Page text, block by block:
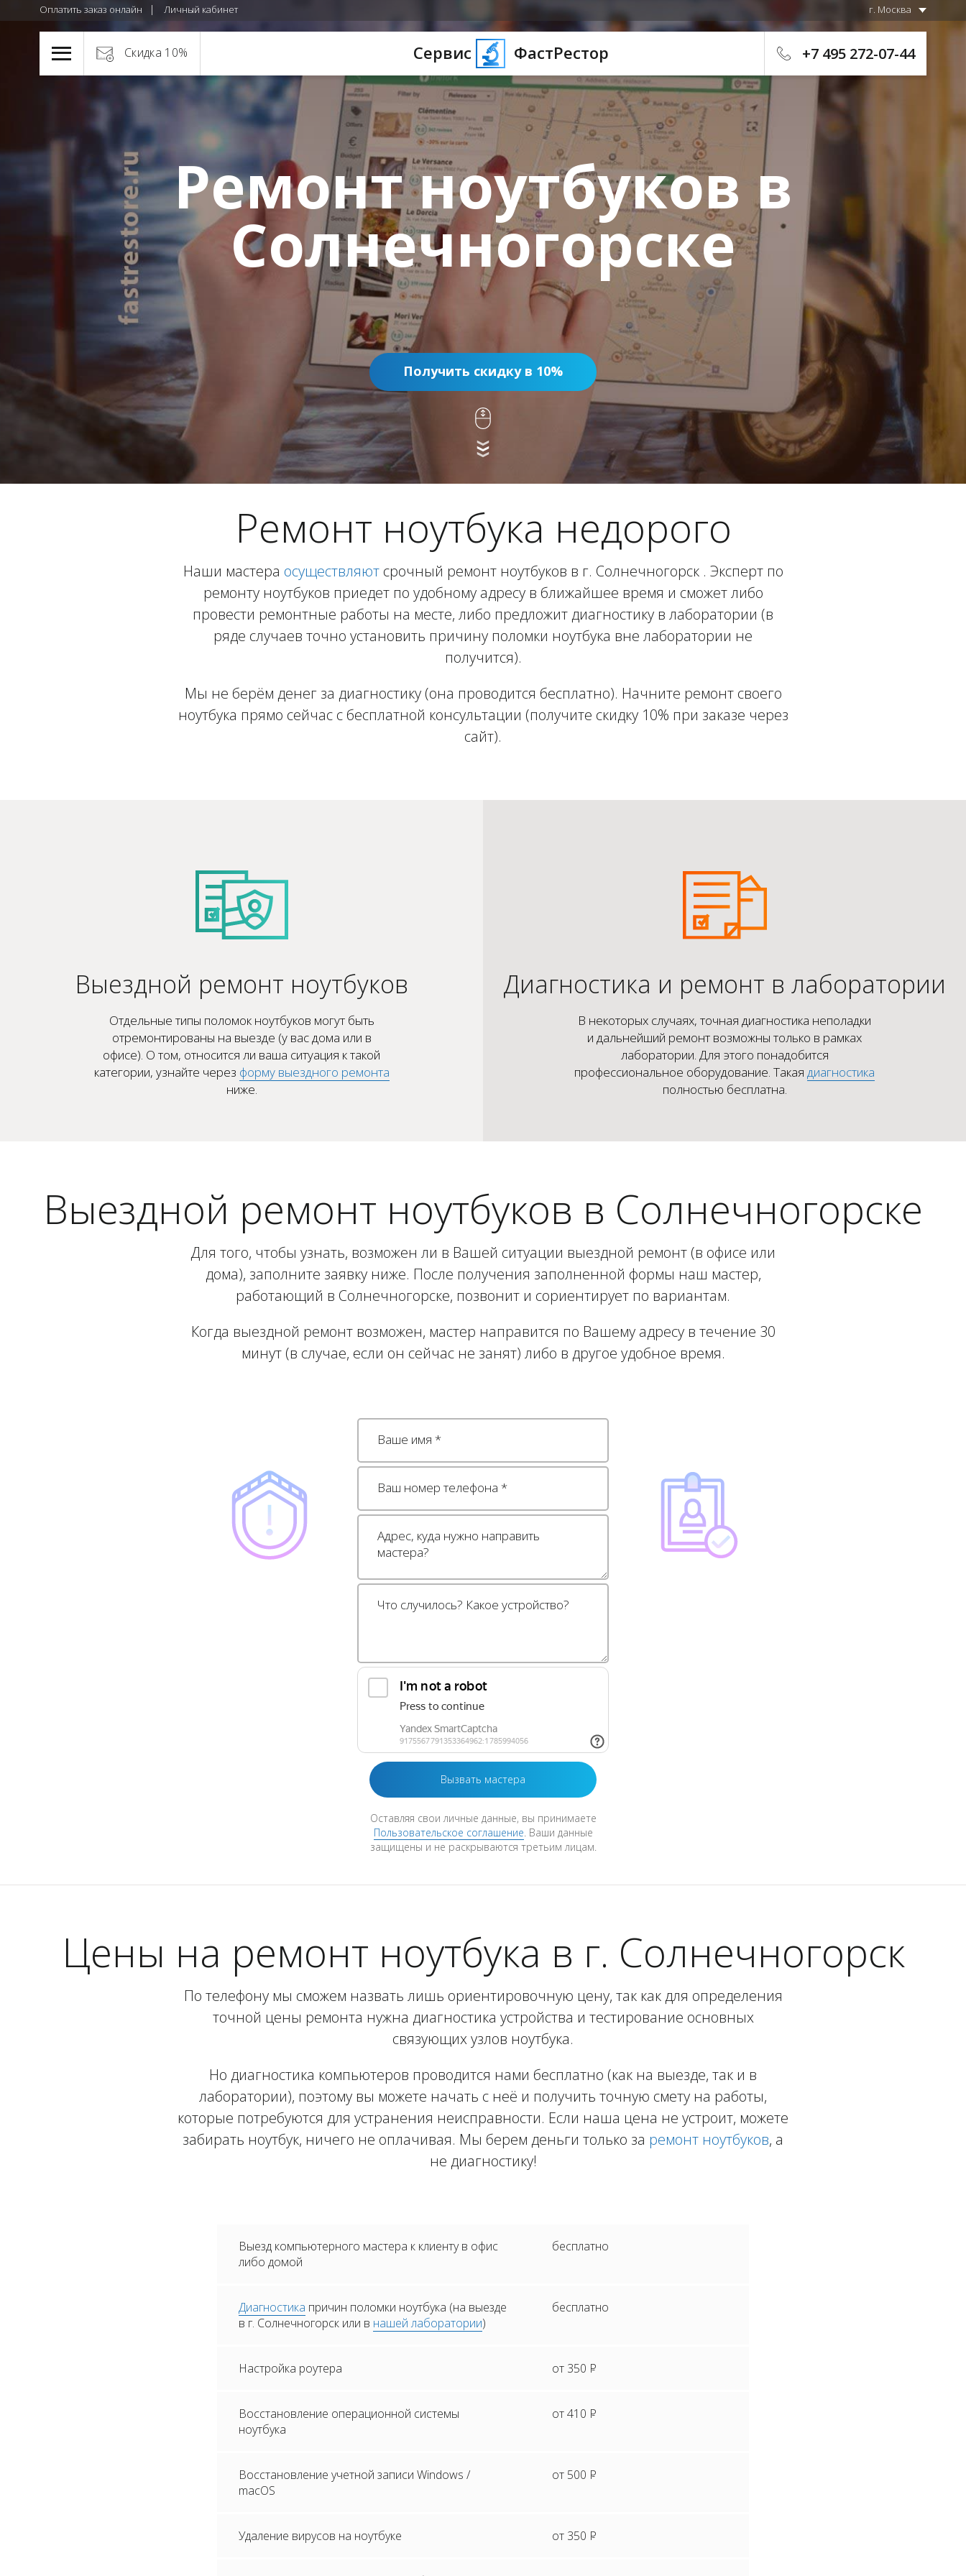
Оплатить заказ онлайн Личный кабинет г. Москва
Сервис ФастРестор
Скидка 10% +7 495 272-07-44
Ремонт ноутбуков в
Солнечногорске
Получить скидку в 10%
Ремонт ноутбука недорого
Наши мастера осуществляютсрочный ремонт ноутбуков в г. Солнечногорск . Эксперт по
ремонту ноутбуков приедет по удобному адресу в ближайшее время и сможет либо
провести ремонтные работы на месте, либо предложит диагностику в лаборатории (в
ряде случаев точно установить причину поломки ноутбука вне лаборатории не
получится).
Мы не берём денег за диагностику (она проводится бесплатно). Начните ремонт своего
ноутбука прямо сейчас с бесплатной консультации (получите скидку 10% при заказе через
сайт).
Выездной ремонт ноутбуков
Отдельные типы поломок ноутбуков могут быть
отремонтированы на выезде (у вас дома или в
офисе). О том, относится ли ваша ситуация к такой
категории, узнайте через форму выездного ремонта
ниже.
Диагностика и ремонт в лаборатории
В некоторых случаях, точная диагностика неполадки
и дальнейший ремонт возможны только в рамках
лаборатории. Для этого понадобится
профессиональное оборудование. Такая диагностика
полностью бесплатна.
Выездной ремонт ноутбуков в Солнечногорске
Для того, чтобы узнать, возможен ли в Вашей ситуации выездной ремонт (в офисе или
дома), заполните заявку ниже. После получения заполненной формы наш мастер,
работающий в Солнечногорске, позвонит и сориентирует по вариантам.
Когда выездной ремонт возможен, мастер направится по Вашему адресу в течение 30
минут (в случае, если он сейчас не занят) либо в другое удобное время.
Оставляя свои личные данные, вы принимаете
Пользовательское соглашение. Ваши данные
защищены и не раскрываются третьим лицам.
Цены на ремонт ноутбука в г. Солнечногорск
По телефону мы сможем назвать лишь ориентировочную цену, так как для определения
точной цены ремонта нужна диагностика устройства и тестирование основных
связующих узлов ноутбука.
Но диагностика компьютеров проводится нами бесплатно (как на выезде, так и в
лаборатории), поэтому вы можете начать с неё и получить точную смету на работы,
которые потребуются для устранения неисправности. Если наша цена не устроит, можете
забирать ноутбук, ничего не оплачивая. Мы берем деньги только за ремонт ноутбуков, а
не диагностику!
Выезд компьютерного мастера к клиенту в офис
либо домой
бесплатно
Диагностика причин поломки ноутбука (на выезде
в г. Солнечногорск или в нашей лаборатории)
бесплатно
Настройка роутера от 350 Р
Восстановление операционной системы
ноутбука
от 410 Р
Восстановление учетной записи Windows /
macOS
от 500 Р
Удаление вирусов на ноутбуке от 350 Р